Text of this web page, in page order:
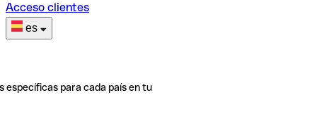
Acceso clientes
es
específicas para cada país en tu